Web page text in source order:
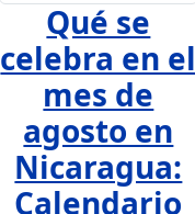
Qué se
celebra en el
mes de
agosto en
Nicaragua:
Calendario